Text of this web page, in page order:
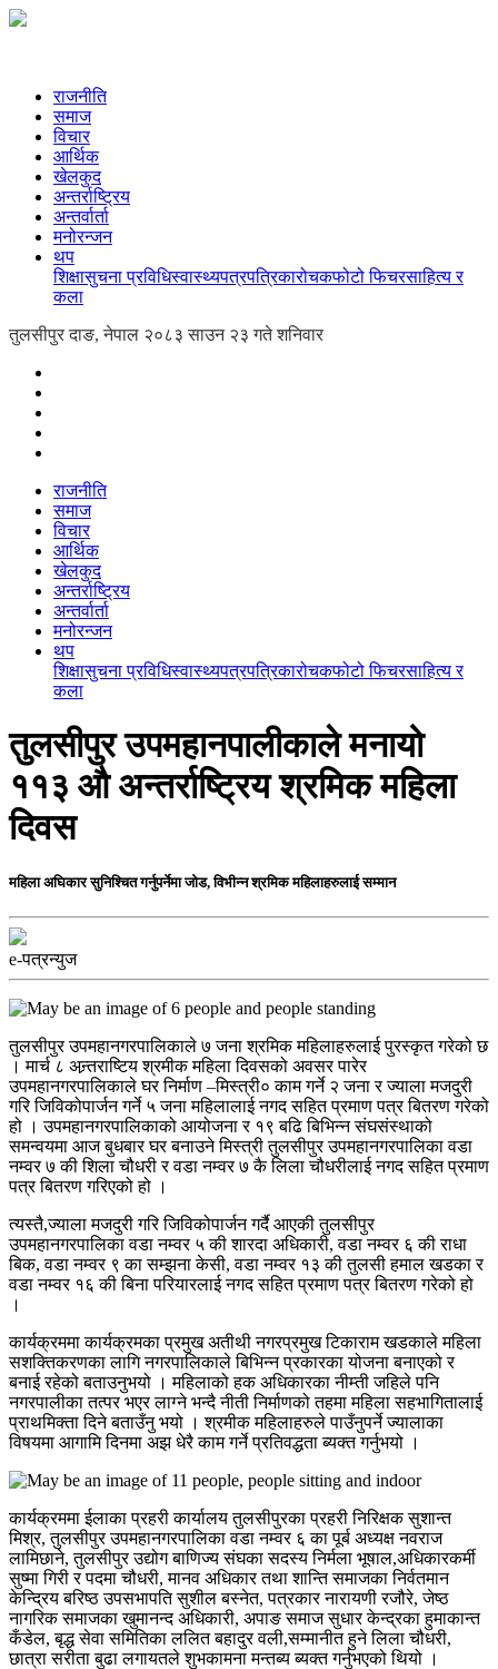
राजनीति
समाज
विचार
आर्थिक
खेलकुद
अन्तर्राष्ट्रिय
अन्तर्वार्ता
मनोरन्जन
थप
शिक्षासुचना प्रविधिस्वास्थ्यपत्रपत्रिकारोचकफोटो फिचरसाहित्य र
कला
तुलसीपुर दाङ, नेपाल २०८३ साउन २३ गते शनिवार
राजनीति
समाज
विचार
आर्थिक
खेलकुद
अन्तर्राष्ट्रिय
अन्तर्वार्ता
मनोरन्जन
थप
शिक्षासुचना प्रविधिस्वास्थ्यपत्रपत्रिकारोचकफोटो फिचरसाहित्य र
कला
तुलसीपुर उपमहानपालीकाले मनायो
११३ औ अन्तर्राष्ट्रिय श्रमिक महिला
दिवस
महिला अघिकार सुनिश्चित गर्नुपर्नेमा जोड, विभीन्न श्रमिक महिलाहरुलाई सम्मान
e-पत्रन्युज
तुलसीपुर उपमहानगरपालिकाले ७ जना श्रमिक महिलाहरुलाई पुरस्कृत गरेको छ
। मार्च ८ अन्र्तराष्टिय श्रमीक महिला दिवसको अवसर पारेर
उपमहानगरपालिकाले घर निर्माण –मिस्त्री० काम गर्ने २ जना र ज्याला मजदुरी
गरि जिविकोपार्जन गर्ने ५ जना महिलालाई नगद सहित प्रमाण पत्र बितरण गरेको
हो । उपमहानगरपालिकाको आयोजना र १९ बढि बिभिन्न संघसंस्थाको
समन्वयमा आज बुधबार घर बनाउने मिस्त्री तुलसीपुर उपमहानगरपालिका वडा
नम्वर ७ की शिला चौधरी र वडा नम्वर ७ कै लिला चौधरीलाई नगद सहित प्रमाण
पत्र बितरण गरिएको हो ।
त्यस्तै,ज्याला मजदुरी गरि जिविकोपार्जन गर्दै आएकी तुलसीपुर
उपमहानगरपालिका वडा नम्वर ५ की शारदा अधिकारी, वडा नम्वर ६ की राधा
बिक, वडा नम्वर ९ का सम्झना केसी, वडा नम्वर १३ की तुलसी हमाल खडका र
वडा नम्वर १६ की बिना परियारलाई नगद सहित प्रमाण पत्र बितरण गरेको हो
।
कार्यक्रममा कार्यक्रमका प्रमुख अतीथी नगरप्रमुख टिकाराम खडकाले महिला
सशक्तिकरणका लागि नगरपालिकाले बिभिन्न प्रकारका योजना बनाएको र
बनाई रहेको बताउनुभयो । महिलाको हक अधिकारका नीम्ती जहिले पनि
नगरपालीका तत्पर भएर लाग्ने भन्दै नीती निर्माणको तहमा महिला सहभागितालाई
प्राथमिक्ता दिने बताउँनु भयो । श्रमीक महिलाहरुले पाउँनुपर्ने ज्यालाका
विषयमा आगामि दिनमा अझ धेरै काम गर्ने प्रतिवद्धता ब्यक्त गर्नुभयो ।
कार्यक्रममा ईलाका प्रहरी कार्यालय तुलसीपुरका प्रहरी निरिक्षक सुशान्त
मिश्र, तुलसीपुर उपमहानगरपालिका वडा नम्वर ६ का पूर्ब अध्यक्ष नवराज
लामिछाने, तुलसीपुर उद्योग बाणिज्य संघका सदस्य निर्मला भूषाल,अधिकारकर्मी
सुष्मा गिरी र पदमा चौधरी, मानव अधिकार तथा शान्ति समाजका निर्वतमान
केन्द्रिय बरिष्ठ उपसभापति सुशील बस्नेत, पत्रकार नारायणी रजौरे, जेष्ठ
नागरिक समाजका खुमानन्द अधिकारी, अपाङ समाज सुधार केन्द्रका हुमाकान्त
कँडेल, बृद्ध सेवा समितिका ललित बहादुर वली,सम्मानीत हुने लिला चौधरी,
छात्रा सरीता बुढा लगायतले शुभकामना मन्तब्य ब्यक्त गर्नुभएको थियो ।